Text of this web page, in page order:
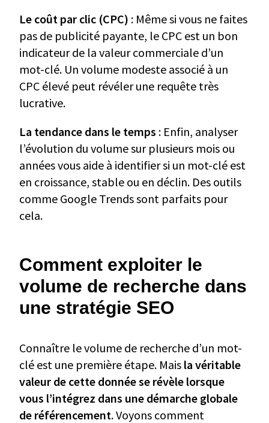
Le coût par clic (CPC) : Même si vous ne faites
pas de publicité payante, le CPC est un bon
indicateur de la valeur commerciale d’un
mot-clé. Un volume modeste associé à un
CPC élevé peut révéler une requête très
lucrative.
La tendance dans le temps : Enfin, analyser
l’évolution du volume sur plusieurs mois ou
années vous aide à identifier si un mot-clé est
en croissance, stable ou en déclin. Des outils
comme Google Trends sont parfaits pour
cela.
Comment exploiter le
volume de recherche dans
une stratégie SEO
Connaître le volume de recherche d’un mot-
clé est une première étape. Mais la véritable
valeur de cette donnée se révèle lorsque
vous l’intégrez dans une démarche globale
de référencement. Voyons comment